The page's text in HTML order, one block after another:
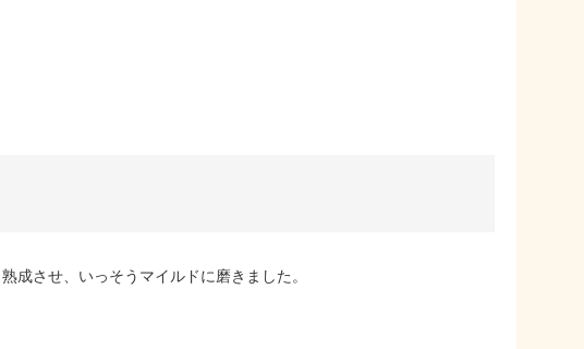
成させ、いっそうマイルドに磨きました。